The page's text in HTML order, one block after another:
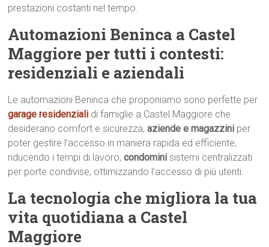
prestazioni costanti nel tempo.
Automazioni Beninca a Castel
Maggiore per tutti i contesti:
residenziali e aziendali
Le automazioni Beninca che proponiamo sono perfette per
garage residenziali di famiglie a Castel Maggiore che
desiderano comfort e sicurezza,aziende e magazzini per
poter gestire l’accesso in maniera rapida ed efficiente,
riducendo i tempi di lavoro,condomini sistemi centralizzati
per porte condivise, ottimizzando l’accesso di più utenti.
La tecnologia che migliora la tua
vita quotidiana a Castel
Maggiore